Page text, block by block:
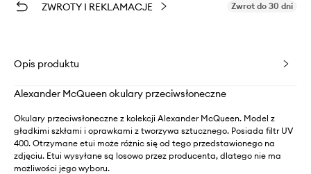
ZWROTY I REKLAMACJE Zwrot do 30 dni
Opis produktu
Alexander McQueen okulary przeciwsłoneczne
Okulary przeciwsłoneczne z kolekcji Alexander McQueen. Model z
gładkimi szkłami i oprawkami z tworzywa sztucznego. Posiada filtr UV
400. Otrzymane etui może różnic się od tego przedstawionego na
zdjęciu. Etui wysyłane są losowo przez producenta, dlatego nie ma
możliwości jego wyboru.